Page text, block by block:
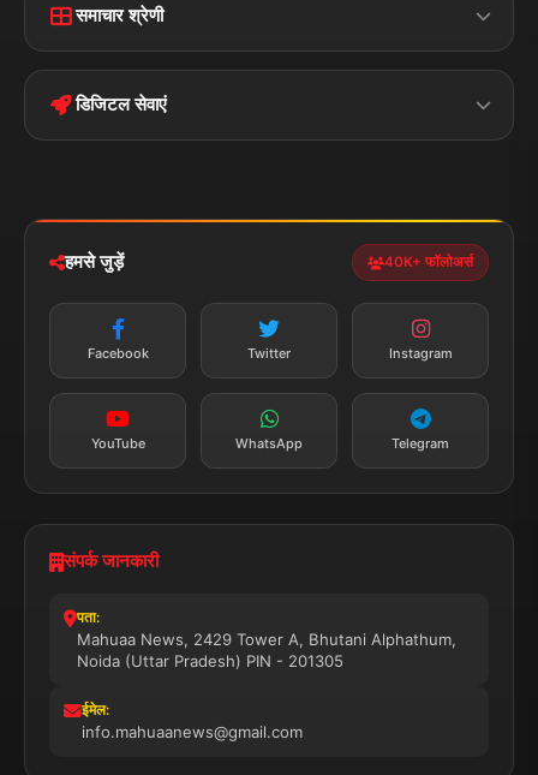
Disclaimer
Terms &
Privacy Policy
समाचार श्रेणी
पॉलिटिकल झारखण्ड
डिजिटल सेवाएं
न्यूज़ अलर्ट
सब्सक्राइब करें
हमसे जुड़ें 40K+ फॉलोअर्स
Facebook Twitter Instagram
YouTube WhatsApp Telegram
संपर्क जानकारी
पता:
Mahuaa News, 2429 Tower A, Bhutani Alphathum,
Noida (Uttar Pradesh) PIN - 201305
ईमेल:
info.mahuaanews@gmail.com